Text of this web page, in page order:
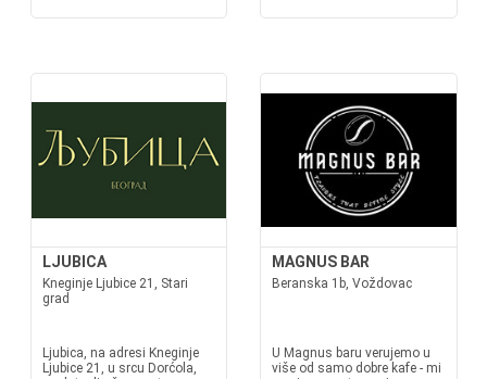
LJUBICA
Kneginje Ljubice 21, Stari
grad
Ljubica, na adresi Kneginje
Ljubice 21, u srcu Dorćola,
MAGNUS BAR
Beranska 1b, Voždovac
U Magnus baru verujemo u
više od samo dobre kafe - mi